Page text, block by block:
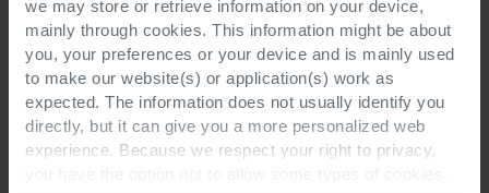
we may store or retrieve information on your device,
mainly through cookies. This information might be about
you, your preferences or your device and is mainly used
to make our website(s) or application(s) work as
expected. The information does not usually identify you
directly, but it can give you a more personalized web
experience. Because we respect your right to privacy,
schneller
präziser
klarer
skalierbarer